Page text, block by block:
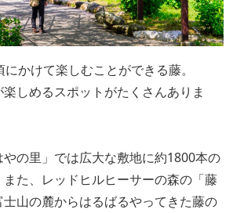
かけて楽しむことができる藤。
しめるスポットがたくさんありま
の里」では広大な敷地に約1800本の
た、レッドヒルヒーサーの森の「藤
山の麓からはるばるやってきた藤の